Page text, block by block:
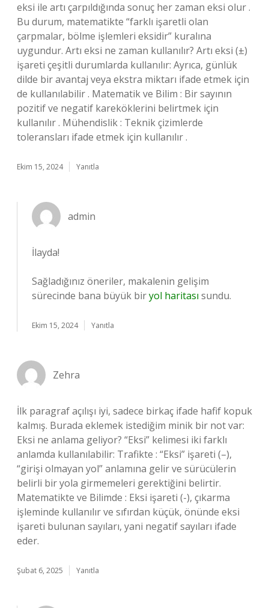
eksi ile artı çarpıldığında sonuç her zaman eksi olur .
Bu durum, matematikte “farklı işaretli olan
çarpmalar, bölme işlemleri eksidir” kuralına
uygundur. Artı eksi ne zaman kullanılır? Artı eksi (±)
işareti çeşitli durumlarda kullanılır: Ayrıca, günlük
dilde bir avantaj veya ekstra miktarı ifade etmek için
de kullanılabilir . Matematik ve Bilim : Bir sayının
pozitif ve negatif kareköklerini belirtmek için
kullanılır . Mühendislik : Teknik çizimlerde
toleransları ifade etmek için kullanılır .
Ekim 15, 2024 Yanıtla
admin
İlayda!
Sağladığınız öneriler, makalenin gelişim
sürecinde bana büyük biryol haritası sundu.
Ekim 15, 2024 Yanıtla
Zehra
İlk paragraf açılışı iyi, sadece birkaç ifade hafif kopuk
kalmış. Burada eklemek istediğim minik bir not var:
Eksi ne anlama geliyor? “Eksi” kelimesi iki farklı
anlamda kullanılabilir: Trafikte : “Eksi” işareti (–),
“girişi olmayan yol” anlamına gelir ve sürücülerin
belirli bir yola girmemeleri gerektiğini belirtir.
Matematikte ve Bilimde : Eksi işareti (-), çıkarma
işleminde kullanılır ve sıfırdan küçük, önünde eksi
işareti bulunan sayıları, yani negatif sayıları ifade
eder.
Şubat 6, 2025 Yanıtla